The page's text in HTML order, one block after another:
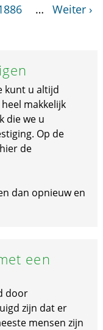
…
Weiter ›
kunt u altijd
makkelijk
die we u
Op de
de
dan opnieuw en
een
door
zijn dat er
mensen zijn